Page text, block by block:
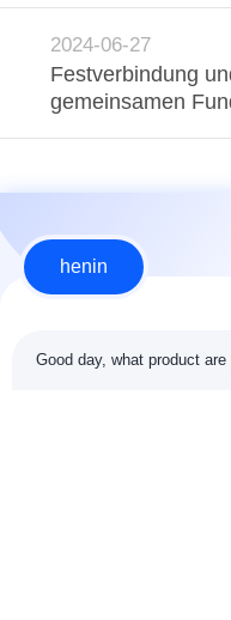
2024-06-27
Festverbindung
gemeinsamen
henin
Good day, what product